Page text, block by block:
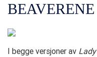
BEAVERENE
I begge versjoner av